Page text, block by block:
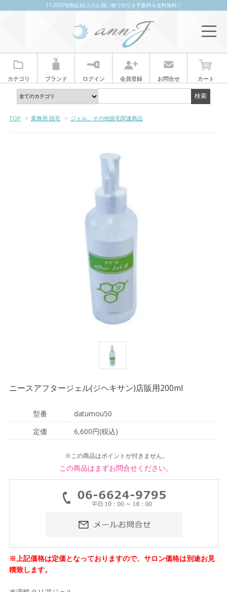
11,000円(税込)以上のお買い物で代引き手数料＆送料無料！
カテゴリ ブランド ログイン 会員登録 お問合せ カート
TOP > 業務用 脱毛 > ジェル、その他脱毛関連商品
ニースアフタージェル(ジヘキサン)店販用200ml
型番
datumou50
定価
6,600円(税込)
※この商品はポイントが付きません。
この商品はまずお問合せください。
※上記価格は定価となっておりますので、サロン価格は別途お見
積致します。